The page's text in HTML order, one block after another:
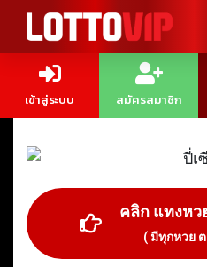
เข้าสู่ระบบ สมัครสมาชิก
คลิก แทงหว
( มีทุกหวย